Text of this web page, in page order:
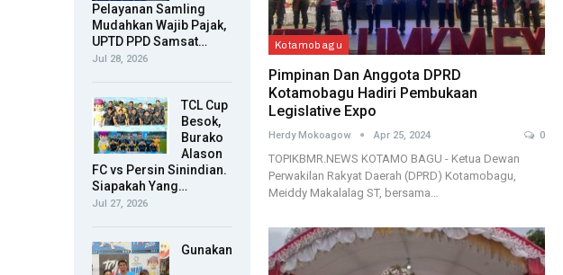
Kotamobagu
Pimpinan Dan Anggota DPRD
Kotamobagu Hadiri Pembukaan
Legislative Expo
Herdy Mokoagow Apr 25, 2024 0
TOPIKBMR.NEWS KOTAMO BAGU - Ketua Dewan
Perwakilan Rakyat Daerah (DPRD) Kotamobagu,
Meiddy Makalalag ST, bersama…
Pelayanan Samling
Mudahkan Wajib Pajak,
UPTD PPD Samsat…
Jul 28, 2026
TCL Cup
Besok,
Burako
Alason
FC vs Persin Sinindian.
Siapakah Yang…
Jul 27, 2026
Gunakan